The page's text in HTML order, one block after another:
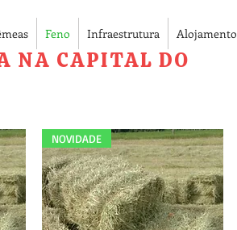
Feno Infraestrutura Alojamento
NA CAPITAL DO
NOVIDADE